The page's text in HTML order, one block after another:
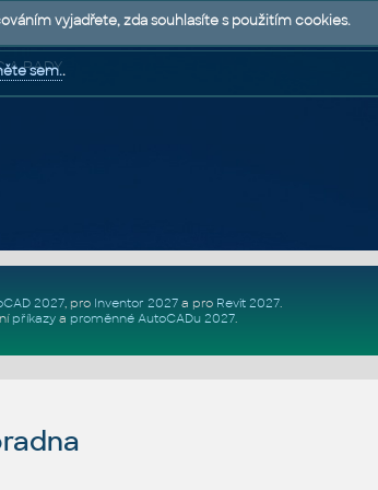
A RADY
2027, pro Inventor 2027a pro Revit 2027.
příkazya proměnné AutoCADu 2027.
vyjadřete, zda souhlasíte s použitím cookies.
sem..